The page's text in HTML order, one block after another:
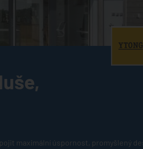
maximální úspornost, promyšlený